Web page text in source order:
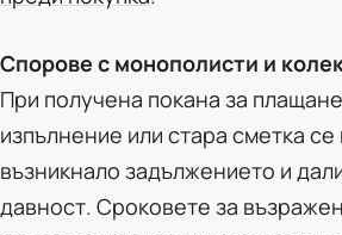
Спорове с монополисти и
При получена покана за
изпълнение или стара сметка
възникнало задължението и
давност. Сроковете за